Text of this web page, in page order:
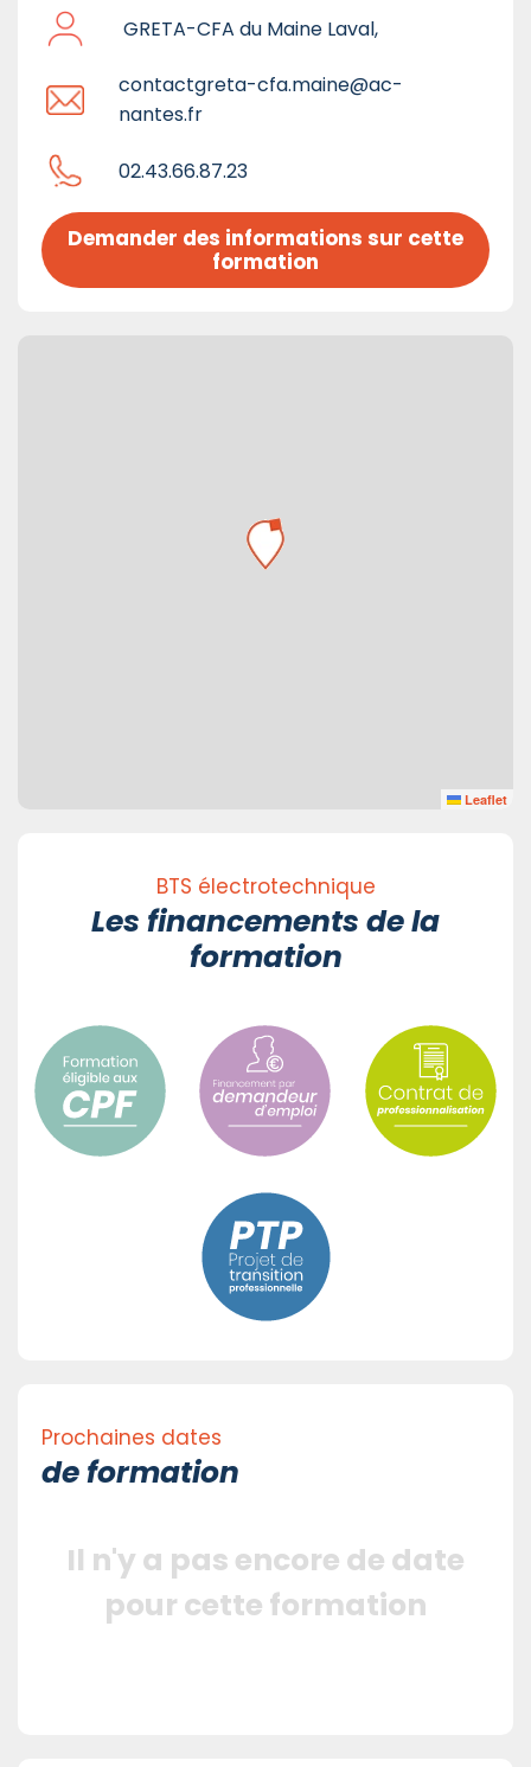
GRETA-CFA du Maine Laval,
contactgreta-cfa.maine@ac-
nantes.fr
02.43.66.87.23
Demander des informations sur cette
formation
Leaflet
BTS électrotechnique
Les financements de la
formation
Prochaines dates
de formation
Il n'y a pas encore de date
pour cette formation